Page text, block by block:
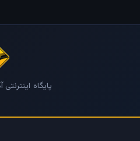
پایگاه